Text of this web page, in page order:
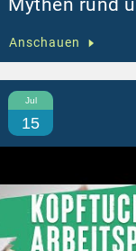
Mythen rund
Anschauen
Jul
15